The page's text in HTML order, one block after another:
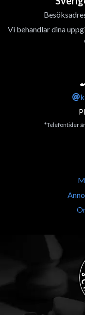
Vi behandlar dina
*Telefontider